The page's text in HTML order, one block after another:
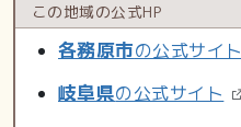
この地域の公式HP
各務原市の公式サイト
岐阜県の公式サイト